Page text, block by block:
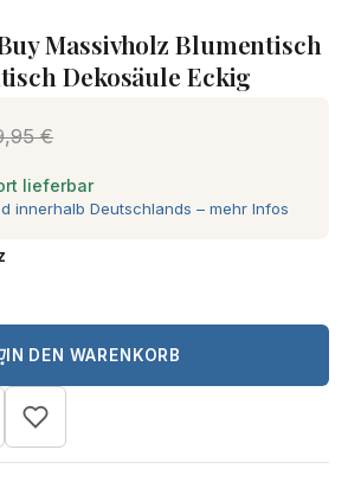
Massivholz Blumentisch
Dekosäule Eckig
€
lieferbar
innerhalb Deutschlands – mehr Infos
IN DEN WARENKORB